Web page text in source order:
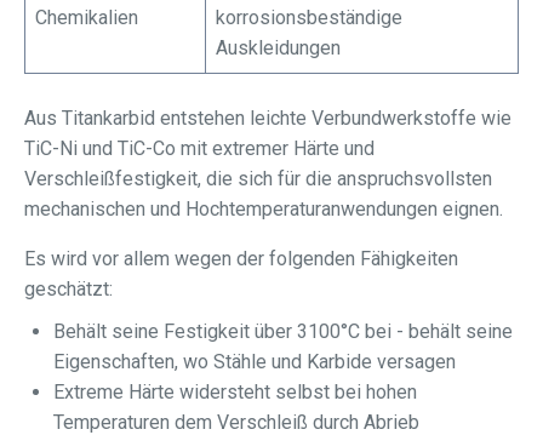
Chemikalien
korrosionsbeständige
Auskleidungen
Aus Titankarbid entstehen leichte Verbundwerkstoffe wie
TiC-Ni und TiC-Co mit extremer Härte und
Verschleißfestigkeit, die sich für die anspruchsvollsten
mechanischen und Hochtemperaturanwendungen eignen.
Es wird vor allem wegen der folgenden Fähigkeiten
geschätzt:
Behält seine Festigkeit über 3100°C bei - behält seine
Eigenschaften, wo Stähle und Karbide versagen
Extreme Härte widersteht selbst bei hohen
Temperaturen dem Verschleiß durch Abrieb